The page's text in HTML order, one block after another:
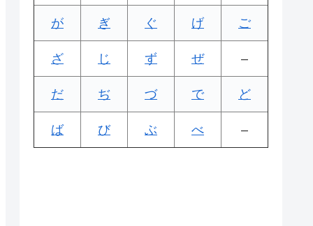
が ぎ ぐ げ ご
ざ じ ず ぜ –
だ ぢ づ で ど
ば び ぶ べ –